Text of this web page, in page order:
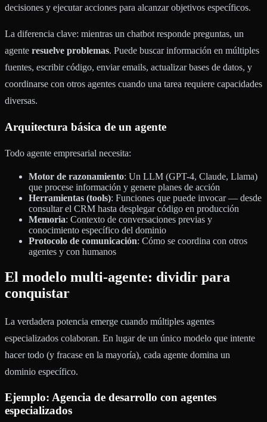
decisiones y ejecutar acciones para alcanzar objetivos específicos.
La diferencia clave: mientras un chatbot responde preguntas, un
agente resuelve problemas. Puede buscar información en múltiples
fuentes, escribir código, enviar emails, actualizar bases de datos, y
coordinarse con otros agentes cuando una tarea requiere capacidades
diversas.
Arquitectura básica de un agente
Todo agente empresarial necesita:
Motor de razonamiento: Un LLM (GPT-4, Claude, Llama)
que procese información y genere planes de acción
Herramientas (tools): Funciones que puede invocar — desde
consultar el CRM hasta desplegar código en producción
Memoria: Contexto de conversaciones previas y
conocimiento específico del dominio
Protocolo de comunicación: Cómo se coordina con otros
agentes y con humanos
El modelo multi-agente: dividir para
conquistar
La verdadera potencia emerge cuando múltiples agentes
especializados colaboran. En lugar de un único modelo que intente
hacer todo (y fracase en la mayoría), cada agente domina un
dominio específico.
Ejemplo: Agencia de desarrollo con agentes
especializados